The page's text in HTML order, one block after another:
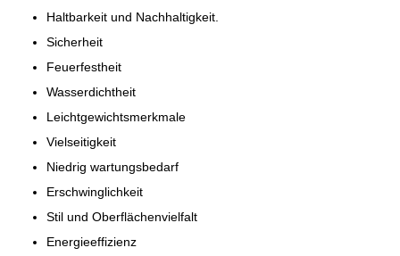
Haltbarkeit und Nachhaltigkeit.
Sicherheit
Feuerfestheit
Wasserdichtheit
Leichtgewichtsmerkmale
Vielseitigkeit
Niedrig wartungsbedarf
Erschwinglichkeit
Stil und Oberflächenvielfalt
Energieeffizienz